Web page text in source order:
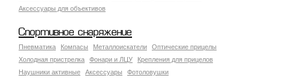
Аксессуары для объективов
Спортивное снаряжение
Пневматика Компасы Металлоискатели
Оптические прицелы
Холодная пристрелка
Фонари и ЛЦУ
Крепления для прицелов
Наушники активные
Аксессуары Фотоловушки